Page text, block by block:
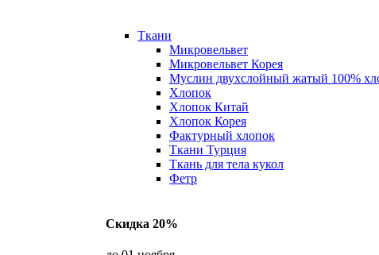
Ткани
Микровельвет
Микровельвет Корея
Муслин двухслойный жатый 100%
Хлопок
Хлопок Китай
Хлопок Корея
Фактурный хлопок
Ткани Турция
Ткань для тела кукол
Фетр
Скидка 20%